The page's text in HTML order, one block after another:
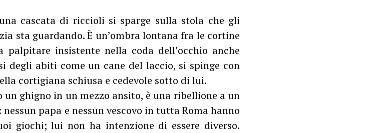
cascata di riccioli si sparge sulla stola che gli
sta guardando. È un’ombra lontana fra le cortine
insistente nella coda dell’occhio anche
degli abiti come un cane del laccio, si spinge con
cortigiana schiusa e cedevole sotto di lui.
un ghigno in un mezzo ansito, è una ribellione a un
papa e nessun vescovo in tutta Roma hanno
giochi; lui non ha intenzione di essere diverso.